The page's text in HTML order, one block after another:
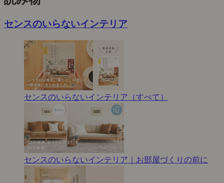
センスのいらないインテリア
センスのいらないインテリア（すべて）
センスのいらないインテリア｜お部屋づくりの前に